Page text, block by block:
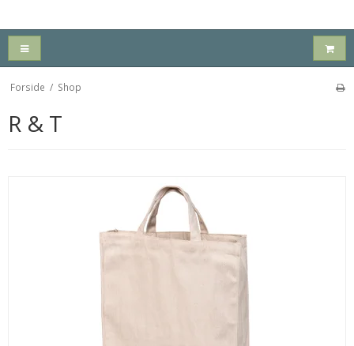
Forside / Shop
R & T